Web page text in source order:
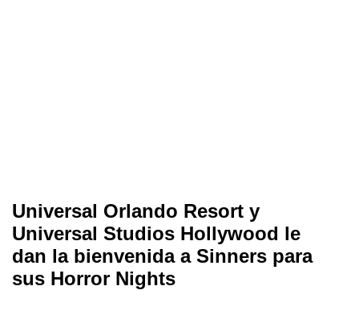
Universal Orlando Resort y
Universal Studios Hollywood le
dan la bienvenida a Sinners para
sus Horror Nights